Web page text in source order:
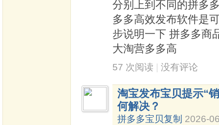
分别上到不同的拼多
多多高效发布软件是
步说明一下 拼多多
大淘营多多高
57 次阅读 没有评论
淘宝发布宝贝提示“
何解决？
拼多多宝贝复制 2026-